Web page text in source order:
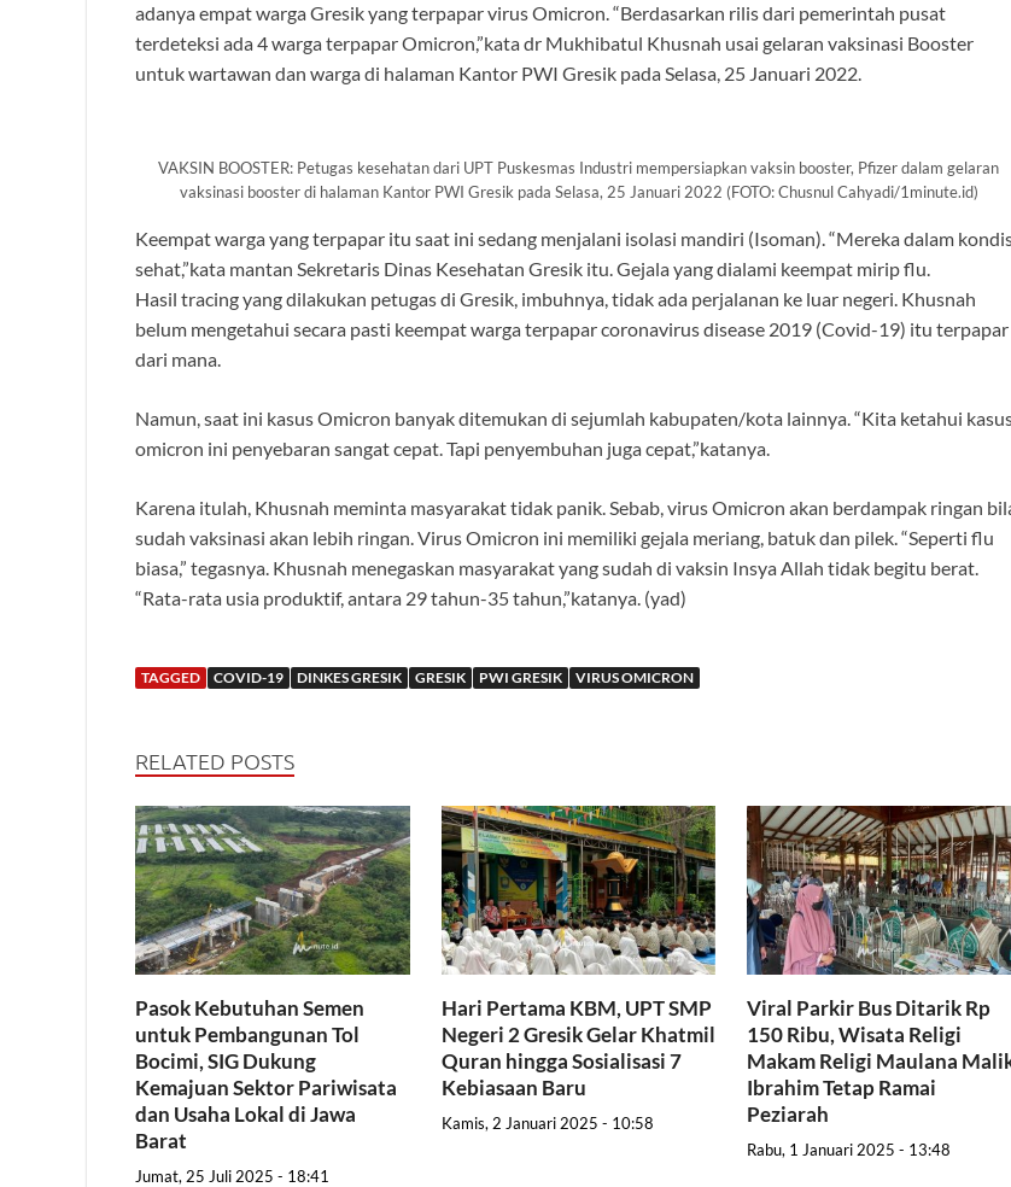
adanya empat warga Gresik yang terpapar virus Omicron. “Berdasarkan rilis dari pemerintah pusat
terdeteksi ada 4 warga terpapar Omicron,”kata dr Mukhibatul Khusnah usai gelaran vaksinasi Booster
untuk wartawan dan warga di halaman Kantor PWI Gresik pada Selasa, 25 Januari 2022.
VAKSIN BOOSTER: Petugas kesehatan dari UPT Puskesmas Industri mempersiapkan vaksin booster, Pfizer dalam gelaran
vaksinasi booster di halaman Kantor PWI Gresik pada Selasa, 25 Januari 2022 (FOTO: Chusnul Cahyadi/1minute.id)
Keempat warga yang terpapar itu saat ini sedang menjalani isolasi mandiri (Isoman). “Mereka dalam
sehat,”kata mantan Sekretaris Dinas Kesehatan Gresik itu. Gejala yang dialami keempat mirip flu.
Hasil tracing yang dilakukan petugas di Gresik, imbuhnya, tidak ada perjalanan ke luar negeri. Khusnah
belum mengetahui secara pasti keempat warga terpapar coronavirus disease 2019 (Covid-19) itu terpapar
dari mana.
Namun, saat ini kasus Omicron banyak ditemukan di sejumlah kabupaten/kota lainnya. “Kita ketahui
omicron ini penyebaran sangat cepat. Tapi penyembuhan juga cepat,”katanya.
Karena itulah, Khusnah meminta masyarakat tidak panik. Sebab, virus Omicron akan berdampak ringan
sudah vaksinasi akan lebih ringan. Virus Omicron ini memiliki gejala meriang, batuk dan pilek. “Seperti flu
biasa,” tegasnya. Khusnah menegaskan masyarakat yang sudah di vaksin Insya Allah tidak begitu berat.
“Rata-rata usia produktif, antara 29 tahun-35 tahun,”katanya. (yad)
TAGGED COVID-19 DINKES GRESIK GRESIK PWI GRESIK VIRUS OMICRON
RELATED POSTS
Pasok Kebutuhan Semen
untuk Pembangunan Tol
Bocimi, SIG Dukung
Kemajuan Sektor Pariwisata
dan Usaha Lokal di Jawa
Barat
Jumat, 25 Juli 2025 - 18:41
Hari Pertama KBM, UPT SMP
Negeri 2 Gresik Gelar Khatmil
Quran hingga Sosialisasi 7
Kebiasaan Baru
Kamis, 2 Januari 2025 - 10:58
Viral Parkir Bus Ditarik Rp
150 Ribu, Wisata Religi
Makam Religi Maulana
Ibrahim Tetap Ramai
Peziarah
Rabu, 1 Januari 2025 - 13:48